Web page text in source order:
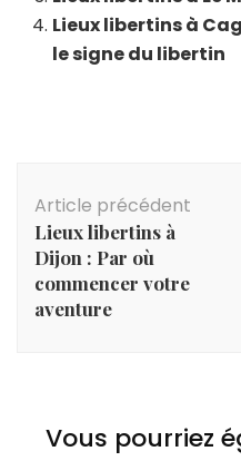
Lieux libertins à
le signe du libertin
d'article
Article précédent
Lieux libertins à
Dijon : Par où
commencer votre
aventure
Vous pourriez